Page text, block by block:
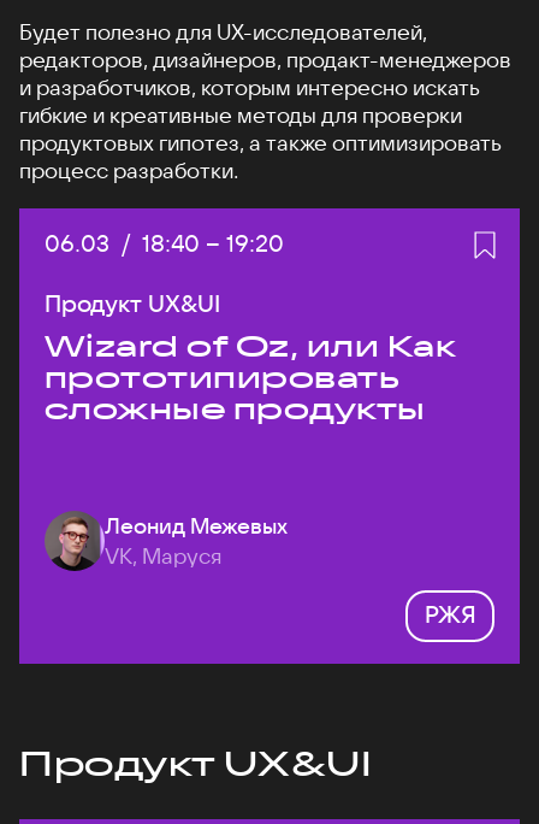
Будет полезно для UX-исследователей,
редакторов, дизайнеров, продакт-менеджеров
и разработчиков, которым интересно искать
гибкие и креативные методы для проверки
продуктовых гипотез, а также оптимизировать
процесс разработки.
Дата:
06.03 / Начало:
18:40 – Конец:
19:20
Продукт UX&UI
Wizard of Oz, или Как
прототипировать
сложные продукты
Леонид Межевых
VK, Маруся
РЖЯ
Продукт UX&UI